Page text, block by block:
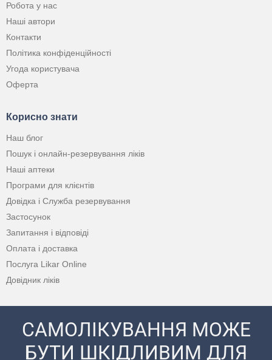
Робота у нас
Наші автори
Контакти
Політика конфіденційності
Угода користувача
Оферта
Корисно знати
Наш блог
Пошук і онлайн-резервування ліків
Наші аптеки
Програми для клієнтів
Довідка і Служба резервування
Застосунок
Запитання і відповіді
Оплата і доставка
Послуга Likar Online
Довідник ліків
САМОЛІКУВАННЯ МОЖЕ
БУТИ ШКІДЛИВИМ ДЛЯ